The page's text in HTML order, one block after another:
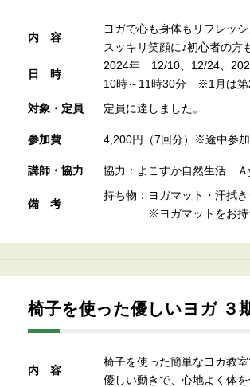
内容
ヨガで心も身体もリフレッシ
スッキリ笑顔に♪初心者の方
日時
2024年 12/10、12/24、
10時～11時30分 ※1月は第
対象・定員
定員に達しました。
参加費 4,200円（7回分）※途中参
講師・協力 協力：よこすか自然生活 Ａ
備考
持ち物：ヨガマット・汗拭
※ヨガマットをお持ちで
椅子を使った優しいヨガ ３
内容
椅子を使った簡単なヨガ教室
優しい動きで、心地よく体を